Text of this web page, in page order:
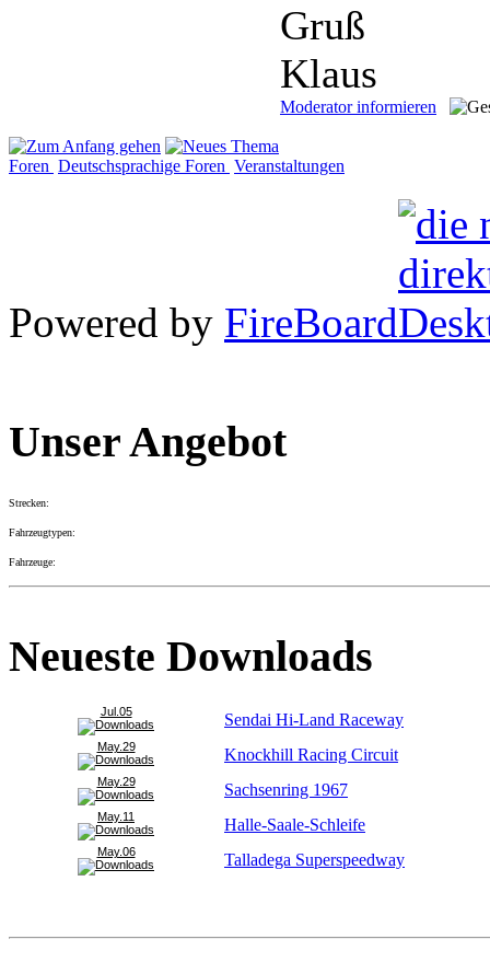
Gruß
Klaus
Moderator informieren
Foren Deutschsprachige Foren Veranstaltungen
Powered by FireBoard
Unser Angebot
Strecken:
Fahrzeugtypen:
Fahrzeuge:
Neueste Downloads
Jul.05 Sendai Hi-Land Raceway
May.29 Knockhill Racing Circuit
May.29 Sachsenring 1967
May.11 Halle-Saale-Schleife
May.06 Talladega Superspeedway